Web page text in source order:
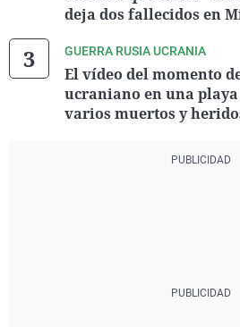
deja dos fallecidos en
GUERRA RUSIA UCRANIA
El vídeo del momento
ucraniano en una
varios muertos y